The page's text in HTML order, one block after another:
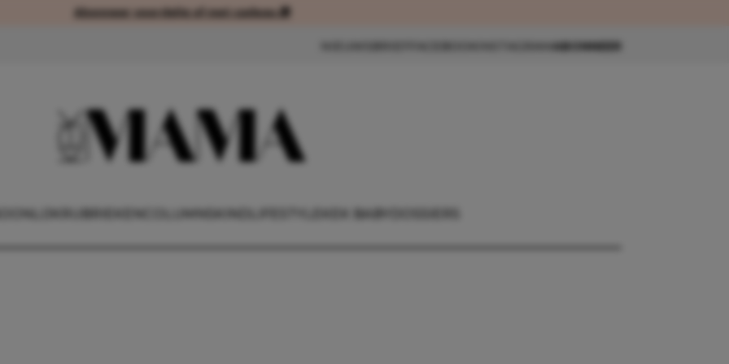
Abonneer voordelig of met cadeau 🎁Abonneer voordelig of met cadeau 🎁
ABONNEER